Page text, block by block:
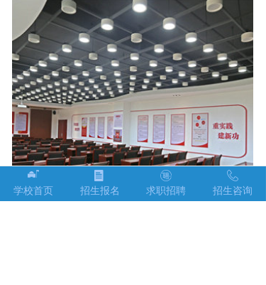
学校首页 招生报名 求职招聘 招生咨询